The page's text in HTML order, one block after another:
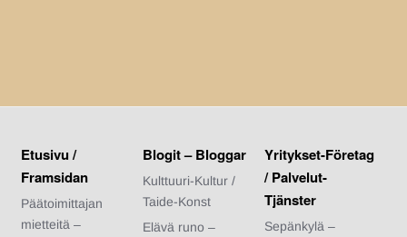
Etusivu /
Framsidan
Päätoimittajan
mietteitä –
Blogit – Bloggar
Kulttuuri-Kultur /
Taide-Konst
Elävä runo –
Yritykset-Företag
/ Palvelut-
Tjänster
Sepänkylä –